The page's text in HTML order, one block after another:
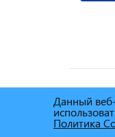
© Сеть
2025г.
Данный
Политика